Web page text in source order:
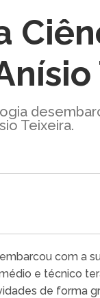
Teixeira.
com a
e técnico
de forma